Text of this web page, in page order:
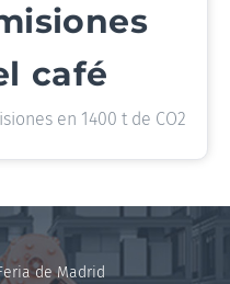
café
en 1400 t de CO2
de Madrid